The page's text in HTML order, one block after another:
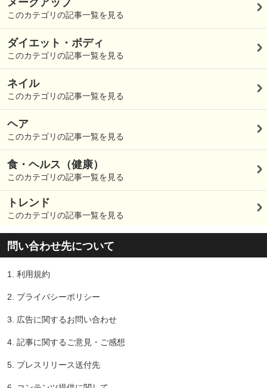
メークアップ
このカテゴリの記事一覧を見る
ダイエット・ボディ
このカテゴリの記事一覧を見る
ネイル
このカテゴリの記事一覧を見る
ヘア
このカテゴリの記事一覧を見る
食・ヘルス（健康）
このカテゴリの記事一覧を見る
トレンド
このカテゴリの記事一覧を見る
問い合わせ先について
1. 利用規約
2. プライバシーポリシー
3. 広告に関するお問い合わせ
4. 記事に関するご意見・ご感想
5. プレスリリース送付先